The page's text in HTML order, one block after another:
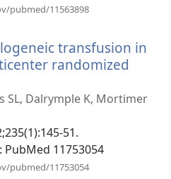
pubmed/11563898
transfusion in
randomized
SL, Dalrymple K, Mortimer
51.
‎: PubMed 11753054
pubmed/11753054